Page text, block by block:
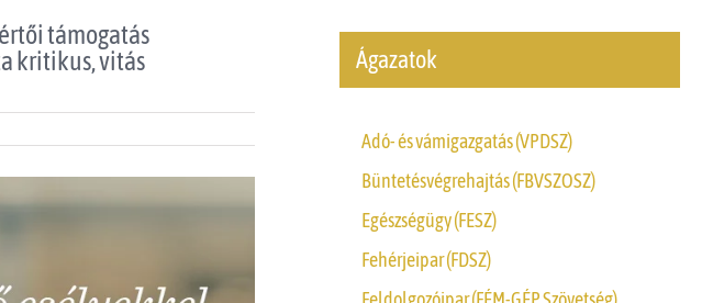
támogatás
kritikus, vitás
Ágazatok
Adó- és vámigazgatás (VPDSZ)
Büntetésvégrehajtás (FBVSZOSZ)
Egészségügy (FESZ)
Fehérjeipar (FDSZ)